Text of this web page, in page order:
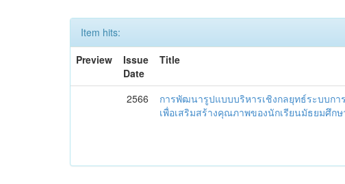
Item hits:
Preview
Issue
Date
Title
2566
การพัฒนารูปแบบบริหารเชิงกลยุทธ์ระบบกา
เพื่อเสริมสร้างคุณภาพของนักเรียนมัธยมศึกษ